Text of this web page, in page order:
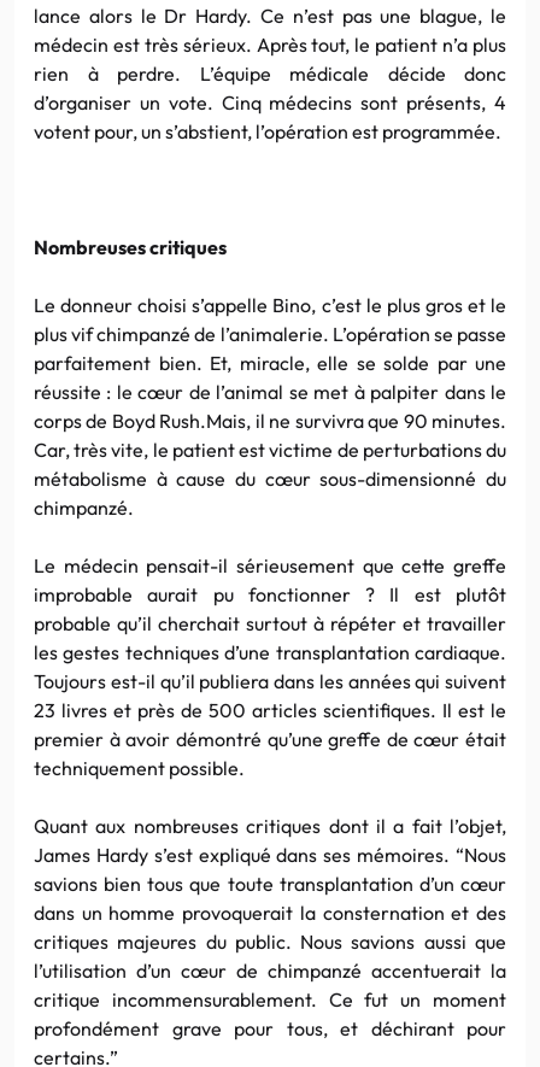
lance alors le Dr Hardy. Ce n’est pas une blague, le
médecin est très sérieux. Après tout, le patient n’a plus
rien à perdre. L’équipe médicale décide donc
d’organiser un vote. Cinq médecins sont présents, 4
votent pour, un s’abstient, l’opération est programmée.
Nombreuses critiques
Le donneur choisi s’appelle Bino, c’est le plus gros et le
plus vif chimpanzé de l’animalerie. L’opération se passe
parfaitement bien. Et, miracle, elle se solde par une
réussite : le cœur de l’animal se met à palpiter dans le
corps de Boyd Rush.Mais, il ne survivra que 90 minutes.
Car, très vite, le patient est victime de perturbations du
métabolisme à cause du cœur sous-dimensionné du
chimpanzé.
Le médecin pensait-il sérieusement que cette greffe
improbable aurait pu fonctionner ? Il est plutôt
probable qu’il cherchait surtout à répéter et travailler
les gestes techniques d’une transplantation cardiaque.
Toujours est-il qu’il publiera dans les années qui suivent
23 livres et près de 500 articles scientifiques. Il est le
premier à avoir démontré qu’une greffe de cœur était
techniquement possible.
Quant aux nombreuses critiques dont il a fait l’objet,
James Hardy s’est expliqué dans ses mémoires. “Nous
savions bien tous que toute transplantation d’un cœur
dans un homme provoquerait la consternation et des
critiques majeures du public. Nous savions aussi que
l’utilisation d’un cœur de chimpanzé accentuerait la
critique incommensurablement. Ce fut un moment
profondément grave pour tous, et déchirant pour
certains.”